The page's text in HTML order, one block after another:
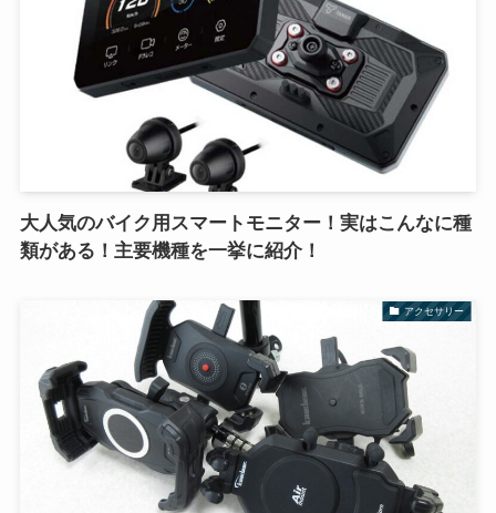
大人気のバイク用スマートモニター！実はこんなに種
類がある！主要機種を一挙に紹介！
アクセサリー